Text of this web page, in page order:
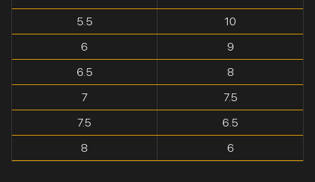
5.5
10
6
9
6.5
8
7
7.5
7.5
6.5
8
6